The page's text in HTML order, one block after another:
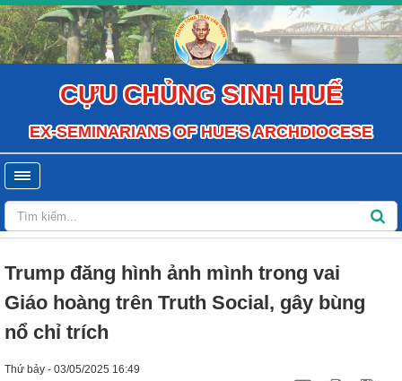
CỰU CHỦNG SINH HUẾ
EX-SEMINARIANS OF HUE'S ARCHDIOCESE
Trump đăng hình ảnh mình trong vai
Giáo hoàng trên Truth Social, gây bùng
nổ chỉ trích
Thứ bảy - 03/05/2025 16:49